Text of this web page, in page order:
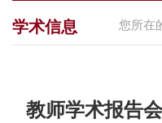
您所在
学术信息
教师学术报告